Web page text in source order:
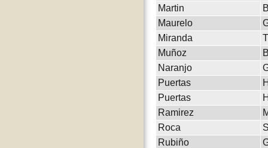
Martin
Maurelo
Miranda
Muñoz
Naranjo
Puertas
Puertas
Ramirez
Roca
Rubiño